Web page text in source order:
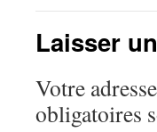
Laisser
Votre
obligatoires